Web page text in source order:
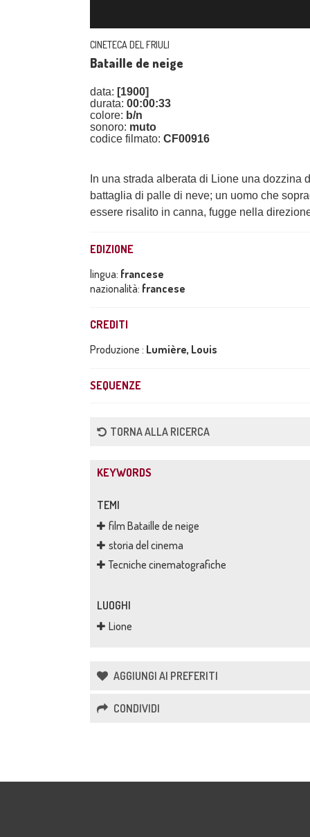
CINETECA DEL FRIULI
Bataille de neige
data: [1900]
durata: 00:00:33
colore: b/n
sonoro: muto
codice filmato: CF00916
In una strada alberata di Lione una
battaglia di palle di neve; un uomo che
essere risalito in canna, fugge nella
EDIZIONE
lingua: francese
nazionalità: francese
CREDITI
Produzione : Lumière, Louis
SEQUENZE
TORNA ALLA RICERCA
KEYWORDS
TEMI
film Bataille de neige
storia del cinema
Tecniche cinematografiche
LUOGHI
Lione
AGGIUNGI AI PREFERITI
CONDIVIDI